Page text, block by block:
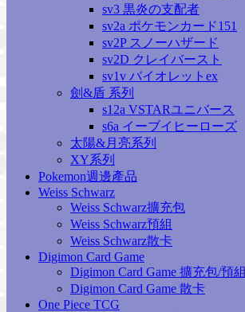
sv3 黒炎の支配者
sv2a ポケモンカード151
sv2P スノーハザード
sv2D クレイバースト
sv1v バイオレットex
劍&盾 系列
s12a VSTARユニバース
s6a イーブイヒーローズ
太陽&月亮系列
XY系列
Pokemon週邊產品
Weiss Schwarz
Weiss Schwarz擴充包
Weiss Schwarz預組
Weiss Schwarz散卡
Digimon Card Game
Digimon Card Game 擴充包/預組
Digimon Card Game 散卡
One Piece TCG